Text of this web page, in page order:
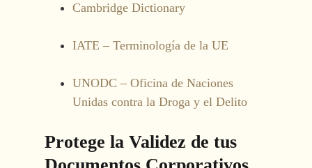
Cambridge Dictionary
IATE – Terminología de la UE
UNODC – Oficina de Naciones
Unidas contra la Droga y el Delito
Protege la Validez de tus